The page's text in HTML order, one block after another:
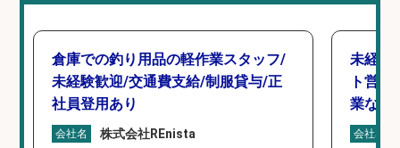
倉庫での釣り用品の軽作業スタッフ/
未経験歓迎/交通費支給/制服貸与/正
社員登用あり
会社名 株式会社REnista
未経験
ト営
業なし
会社名